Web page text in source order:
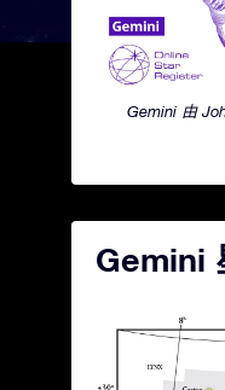
Gemini 由
Gemini